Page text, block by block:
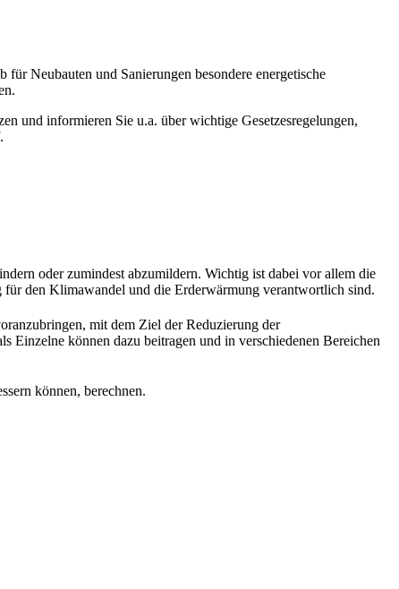
Neubauten und Sanierungen besondere energetische
und informieren Sie u.a. über wichtige Gesetzesregelungen,
oder zumindest abzumildern. Wichtig ist dabei vor allem die
für den Klimawandel und die Erderwärmung verantwortlich sind.
mit dem Ziel der Reduzierung der
Einzelne können dazu beitragen und in verschiedenen Bereichen
können, berechnen.